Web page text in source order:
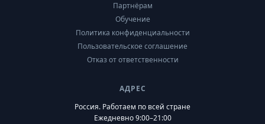
Партнёрам
Обучение
Политика конфиденциальности
Пользовательское соглашение
Отказ от ответственности
АДРЕС
Россия. Работаем по всей стране
Ежедневно 9:00–21:00